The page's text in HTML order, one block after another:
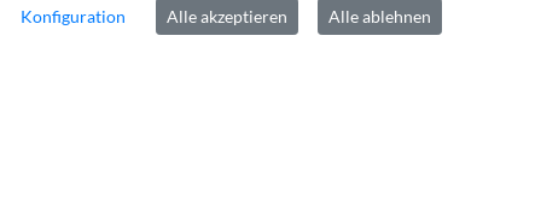
De-Mail:info@kreis-heinsberg.de-mail.de
Konfiguration Alle akzeptieren Alle ablehnen